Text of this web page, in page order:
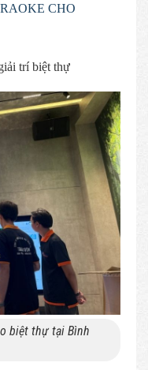
CHO
trí biệt thự
biệt thự tại Bình